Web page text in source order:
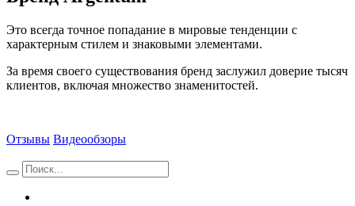
Это всегда точное попадание в мировые тенденции с
характерным стилем и знаковыми элементами.
За время своего существования бренд заслужил доверие тысяч
клиентов, включая множество знаменитостей.
Отзывы Видеообзоры